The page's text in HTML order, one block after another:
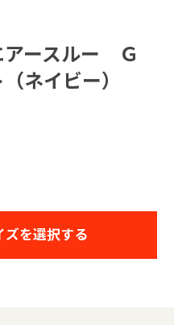
ースルー Ｇ
ネイビー）
ズを選択する